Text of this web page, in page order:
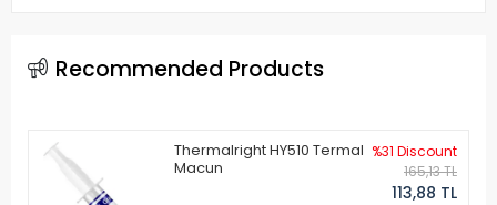
Recommended Products
Thermalright HY510 Termal
Macun
%31 Discount
165,13 TL
113,88 TL